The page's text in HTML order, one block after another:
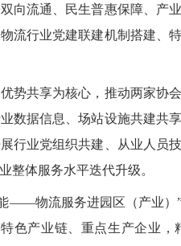
向流通、民生普惠保障、产
流行业党建联建机制搭建、
势共享为核心，推动两家协
据信息、场站设施共建共
行业党组织共建、从业人员
整体服务水平迭代升级。
——物流服务进园区（产业）
色产业链、重点生产企业